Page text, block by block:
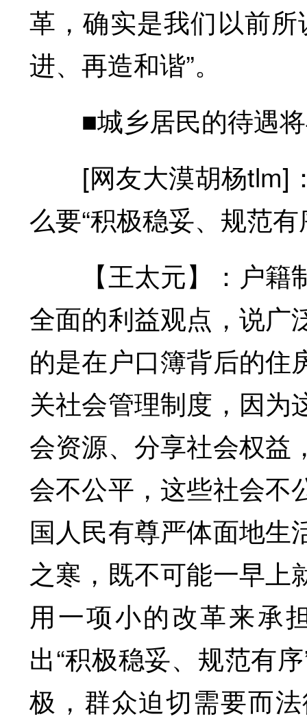
革，确实是我们以前
进、再造和谐”。
■城乡居民的待遇将
[网友大漠胡杨tlm]
么要“积极稳妥、规范
【王太元】：户籍
全面的利益观点，说广
的是在户口簿背后的住
关社会管理制度，因为
会资源、分享社会权益
会不公平，这些社会不
国人民有尊严体面地生
之寒，既不可能一早上
用一项小的改革来承
出“积极稳妥、规范有
极，群众迫切需要而